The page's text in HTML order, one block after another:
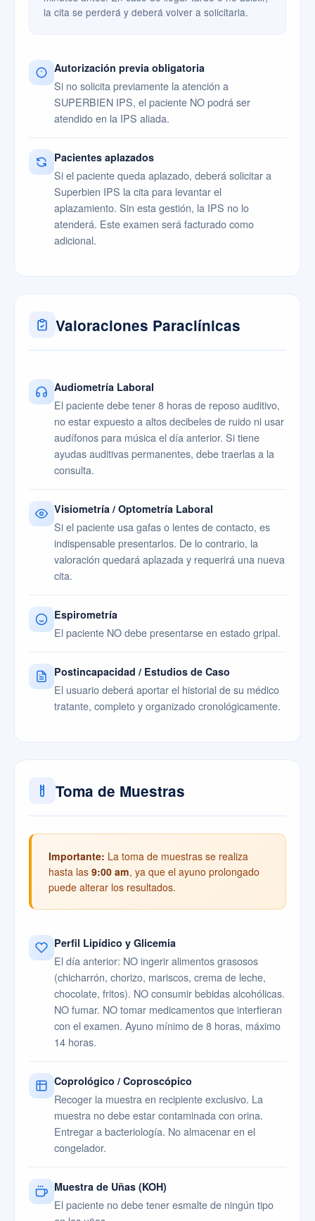
la cita se perderá y deberá volver a solicitarla.
Autorización previa obligatoria
Si no solicita previamente la atención a
SUPERBIEN IPS, el paciente NO podrá ser
atendido en la IPS aliada.
Pacientes aplazados
Si el paciente queda aplazado, deberá solicitar a
Superbien IPS la cita para levantar el
aplazamiento. Sin esta gestión, la IPS no lo
atenderá. Este examen será facturado como
adicional.
Valoraciones Paraclínicas
Audiometría Laboral
El paciente debe tener 8 horas de reposo auditivo,
no estar expuesto a altos decibeles de ruido ni usar
audífonos para música el día anterior. Si tiene
ayudas auditivas permanentes, debe traerlas a la
consulta.
Visiometría / Optometría Laboral
Si el paciente usa gafas o lentes de contacto, es
indispensable presentarlos. De lo contrario, la
valoración quedará aplazada y requerirá una nueva
cita.
Espirometría
El paciente NO debe presentarse en estado gripal.
Postincapacidad / Estudios de Caso
El usuario deberá aportar el historial de su médico
tratante, completo y organizado cronológicamente.
Toma de Muestras
Importante: La toma de muestras se realiza
hasta las 9:00 am, ya que el ayuno prolongado
puede alterar los resultados.
Perfil Lipídico y Glicemia
El día anterior: NO ingerir alimentos grasosos
(chicharrón, chorizo, mariscos, crema de leche,
chocolate, fritos). NO consumir bebidas alcohólicas.
NO fumar. NO tomar medicamentos que interfieran
con el examen. Ayuno mínimo de 8 horas, máximo
14 horas.
Coprológico / Coproscópico
Recoger la muestra en recipiente exclusivo. La
muestra no debe estar contaminada con orina.
Entregar a bacteriología. No almacenar en el
congelador.
Muestra de Uñas (KOH)
El paciente no debe tener esmalte de ningún tipo